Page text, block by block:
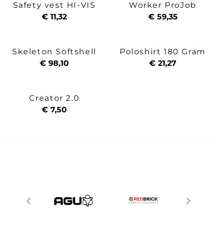
Safety vest HI-VIS
€ 11,32
Worker ProJob
€ 59,35
Skeleton Softshell
€ 98,10
Poloshirt 180 Gram
€ 21,27
Creator 2.0
€ 7,50